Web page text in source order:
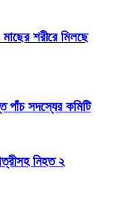
শরীরে মিলছে
পাঁচ সদস্যের কমিটি
নিহত ২